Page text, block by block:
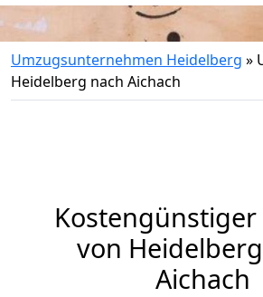
Umzugsunternehmen Heidelberg »
Heidelberg nach Aichach
von
Aichach